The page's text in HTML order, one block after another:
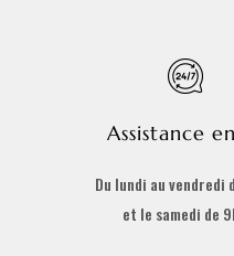
Assistance
Du lundi au vendredi
et le samedi de